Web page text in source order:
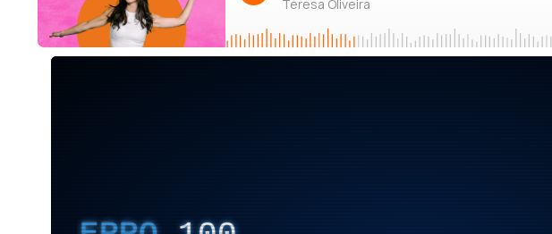
Teresa Oliveira